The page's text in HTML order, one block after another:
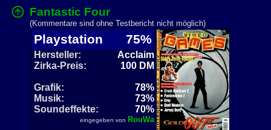
Fantastic Four
(Kommentare sind ohne Testbericht nicht möglich)
Playstation 75%
Hersteller:
Acclaim
Zirka-Preis:
100 DM
Grafik:
78%
Musik:
73%
Soundeffekte:
70%
eingegeben von RouWa